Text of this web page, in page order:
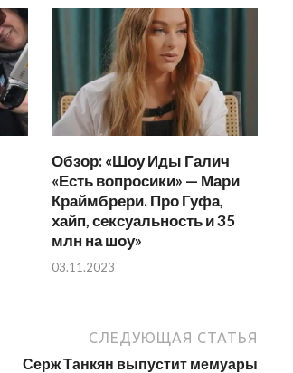
Обзор: «Шоу Иды Галич
«Есть вопросики» — Мари
Краймбрери. Про Гуфа,
хайп, сексуальность и 35
млн на шоу»
03.11.2023
СЛЕДУЮЩАЯ СТАТЬЯ
Серж Танкян выпустит мемуары